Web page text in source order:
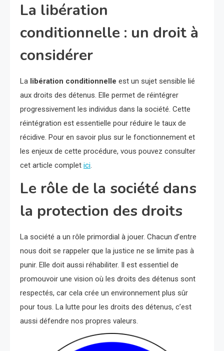
La libération
conditionnelle : un droit à
considérer
La libération conditionnelle est un sujet sensible lié
aux droits des détenus. Elle permet de réintégrer
progressivement les individus dans la société. Cette
réintégration est essentielle pour réduire le taux de
récidive. Pour en savoir plus sur le fonctionnement et
les enjeux de cette procédure, vous pouvez consulter
cet article complet ici
Le rôle de la société dans
la protection des droits
La société a un rôle primordial à jouer. Chacun d’entre
nous doit se rappeler que la justice ne se limite pas à
punir. Elle doit aussi réhabiliter. Il est essentiel de
promouvoir une vision où les droits des détenus sont
respectés, car cela crée un environnement plus sûr
pour tous. La lutte pour les droits des détenus, c’est
aussi défendre nos propres valeurs.